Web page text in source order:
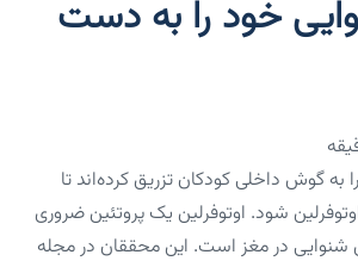
خود را به دست
گوش داخلی کودکان تزریق کرده‌اند تا
شود. اوتوفرلین یک پروتئین ضروری
شنوایی در مغز است. این محققان در مجله